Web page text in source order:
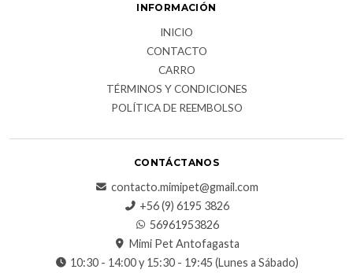
INFORMACIÓN
INICIO
CONTACTO
CARRO
TÉRMINOS Y CONDICIONES
POLÍTICA DE REEMBOLSO
CONTÁCTANOS
contacto.mimipet@gmail.com
+56 (9) 6195 3826
56961953826
Mimi Pet Antofagasta
10:30 - 14:00 y 15:30 - 19:45 (Lunes a Sábado)